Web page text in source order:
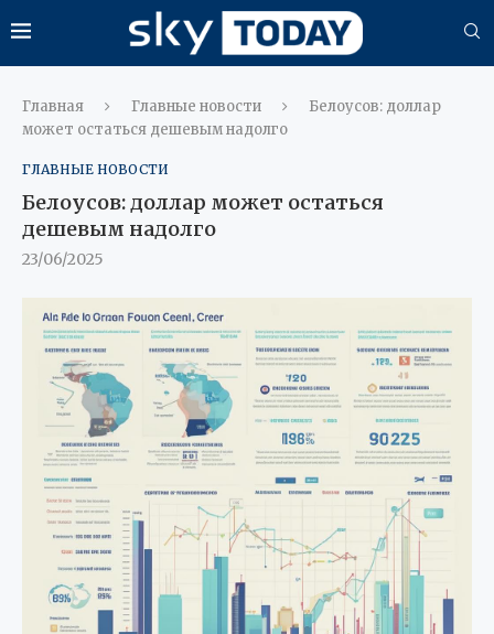
Главная Главные новости
Белоусов: доллар
может остаться дешевым надолго
ГЛАВНЫЕ НОВОСТИ
Белоусов: доллар может остаться
дешевым надолго
23/06/2025